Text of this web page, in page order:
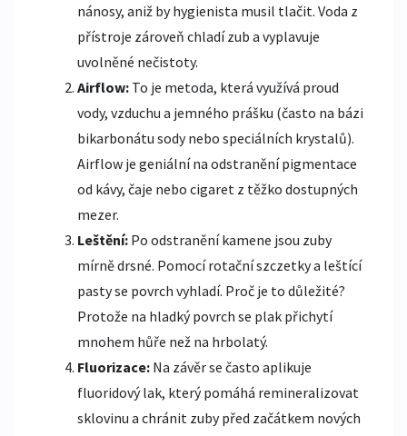
nánosy, aniž by hygienista musil tlačit. Voda z
přístroje zároveň chladí zub a vyplavuje
uvolněné nečistoty.
Airflow: To je metoda, která využívá proud
vody, vzduchu a jemného prášku (často na bázi
bikarbonátu sody nebo speciálních krystalů).
Airflow je geniální na odstranění pigmentace
od kávy, čaje nebo cigaret z těžko dostupných
mezer.
Leštění: Po odstranění kamene jsou zuby
mírně drsné. Pomocí rotační szczetky a leštící
pasty se povrch vyhladí. Proč je to důležité?
Protože na hladký povrch se plak přichytí
mnohem hůře než na hrbolatý.
Fluorizace: Na závěr se často aplikuje
fluoridový lak, který pomáhá remineralizovat
sklovinu a chránit zuby před začátkem nových